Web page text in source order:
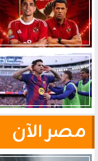
مصر الآن